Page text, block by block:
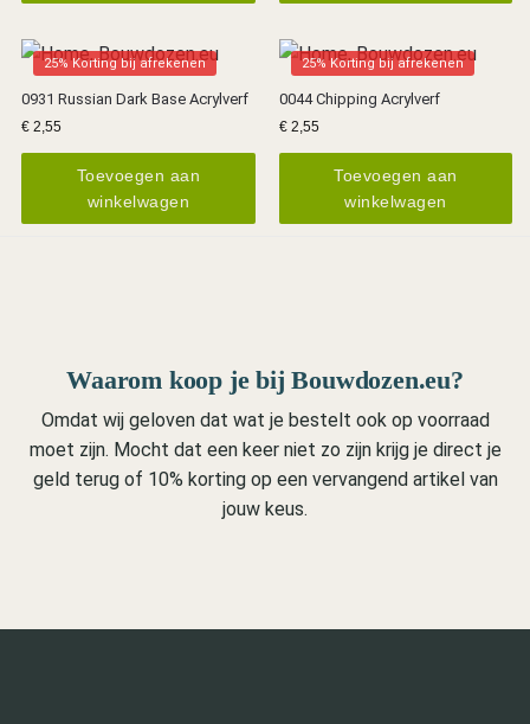
25% Korting bij afrekenen
0931 Russian Dark Base Acrylverf
€ 2,55
Toevoegen aan
winkelwagen
25% Korting bij afrekenen
0044 Chipping Acrylverf
€2,55
Toevoegen aan
winkelwagen
Waarom koop je bij Bouwdozen.eu?
Omdat wij geloven dat wat je bestelt ook op voorraad
moet zijn. Mocht dat een keer niet zo zijn krijg je direct je
geld terug of 10% korting op een vervangend artikel van
jouw keus.